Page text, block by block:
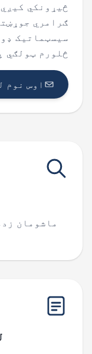
څیړونکي
ګرامري
سیسټماتیک
څلورم ټولګي
اوس نوم
ماشومان